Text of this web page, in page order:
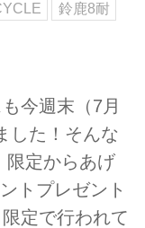
鈴鹿8耐
今週末（7月
した！そんな
限定からあげ
トプレゼント
定で行われて